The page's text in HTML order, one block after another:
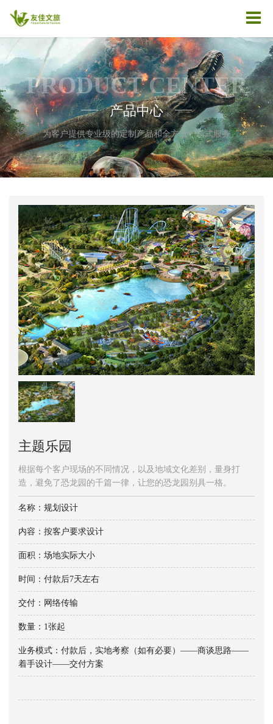
PRODUCT CENTER
—— 产品中心 ——
为客户提供专业级的定制产品和全方位一站式服务
主题乐园
根据每个客户现场的不同情况，以及地域文化差别，量身打
造，避免了恐龙园的千篇一律，让您的恐龙园别具一格。
名称：规划设计
内容：按客户要求设计
面积：场地实际大小
时间：付款后7天左右
交付：网络传输
数量：1张起
业务模式：付款后，实地考察（如有必要）——商谈思路——
着手设计——交付方案